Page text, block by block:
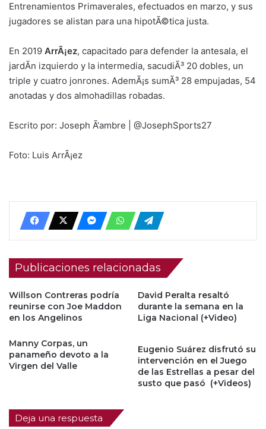
Entrenamientos Primaverales, efectuados en marzo, y sus
jugadores se alistan para una hipotÃ©tica justa.
En 2019 ArrÃ¡ez, capacitado para defender la antesala, el
jardÃ­n izquierdo y la intermedia, sacudiÃ³ 20 dobles, un
triple y cuatro jonrones. AdemÃ¡s sumÃ³ 28 empujadas, 54
anotadas y dos almohadillas robadas.
Escrito por: Joseph Ã‘ambre | @JosephSports27
Foto: Luis ArrÃ¡ez
Publicaciones relacionadas
Willson Contreras podría
reunirse con Joe Maddon
en los Angelinos
David Peralta resaltó
durante la semana en la
Liga Nacional (+Video)
Manny Corpas, un
panameño devoto a la
Virgen del Valle
Eugenio Suárez disfrutó su
intervención en el Juego
de las Estrellas a pesar del
susto que pasó (+Videos)
Deja una respuesta